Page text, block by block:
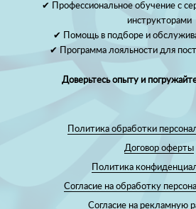
✔ Профессиональное обучение с
инструкторами
✔ Помощь в подборе и
✔ Программа лояльности для
Доверьтесь опыту и
Политика обработки
Договор оферты
Политика
Согласие на обработку
Согласие на рекламную